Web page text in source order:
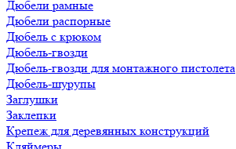
Дюбели рамные
Дюбели распорные
Дюбель с крюком
Дюбель-гвозди
Дюбель-гвозди для монтажного пистолета
Дюбель-шурупы
Заглушки
Заклепки
Крепеж для деревянных конструкций